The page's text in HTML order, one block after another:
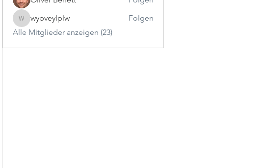
wypveylplw
wypveylplw
Folgen
Alle Mitglieder anzeigen (23)